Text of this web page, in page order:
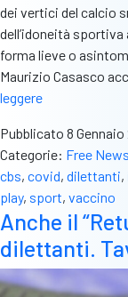
dei vertici del calcio
dell’idoneità
forma lieve o
Maurizio Casasco
leggere“Return
play”
semplificato
per
asintomatici
e
infezioni
lievi
Pubblicato 8 Gennaio
Categorie: Free News
cbs, covid, dilettanti,
play, sport, vaccino
Anche il
dilettanti.